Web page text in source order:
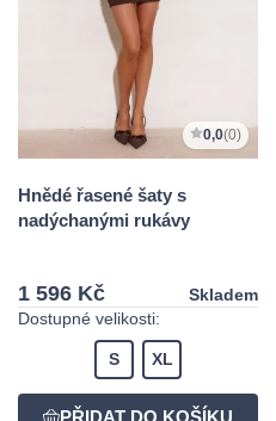
0,0(0)
Hnědé řasené šaty s
nadýchanými rukávy
1 596 Kč
Skladem
Dostupné velikosti:
S XL